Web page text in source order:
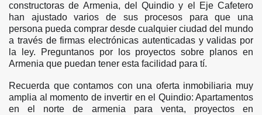
constructoras de Armenia, del Quindio y el Eje Cafetero
han ajustado varios de sus procesos para que una
persona pueda comprar desde cualquier ciudad del mundo
a través de firmas electrónicas autenticadas y validas por
la ley. Preguntanos por los proyectos sobre planos en
Armenia que puedan tener esta facilidad para tí.
Recuerda que contamos con una oferta inmobiliaria muy
amplia al momento de invertir en el Quindio: Apartamentos
en el norte de armenia para venta, proyectos en